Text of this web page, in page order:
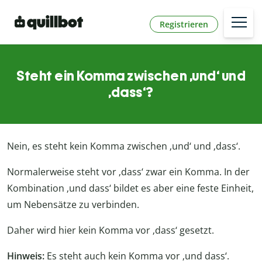
Registrieren
Steht ein Komma zwischen ‚und‘ und
‚dass‘?
Nein, es steht kein Komma zwischen ‚und‘ und ‚dass‘.
Normalerweise steht vor ‚dass‘ zwar ein Komma. In der
Kombination ‚und dass‘ bildet es aber eine feste Einheit,
um Nebensätze zu verbinden.
Daher wird hier kein Komma vor ‚dass‘ gesetzt.
Hinweis: Es steht auch kein Komma vor ‚und dass‘.